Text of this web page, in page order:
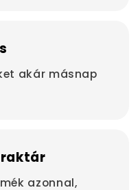
akár másnap
azonnal,